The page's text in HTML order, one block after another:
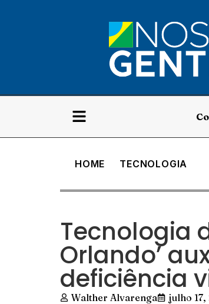
HOME TECNOLOGIA
Tecnologia
Orlando’
deficiência
Walther Alvarenga julho 17,